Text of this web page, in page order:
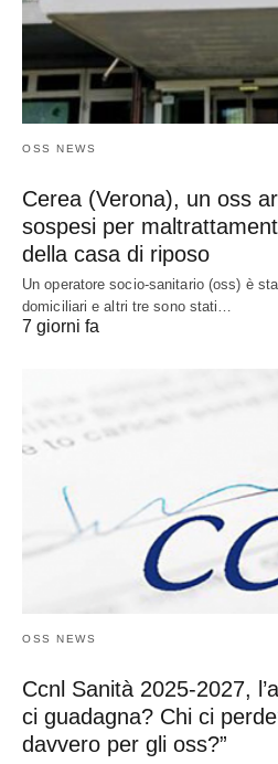
OSS NEWS
Cerea (Verona), un oss
sospesi per
della casa di riposo
Un operatore socio-sanitario (oss) è
domiciliari e altri tre sono stati…
7 giorni fa
OSS NEWS
Ccnl Sanità 2025-2027,
ci guadagna? Chi ci
davvero per gli oss?”